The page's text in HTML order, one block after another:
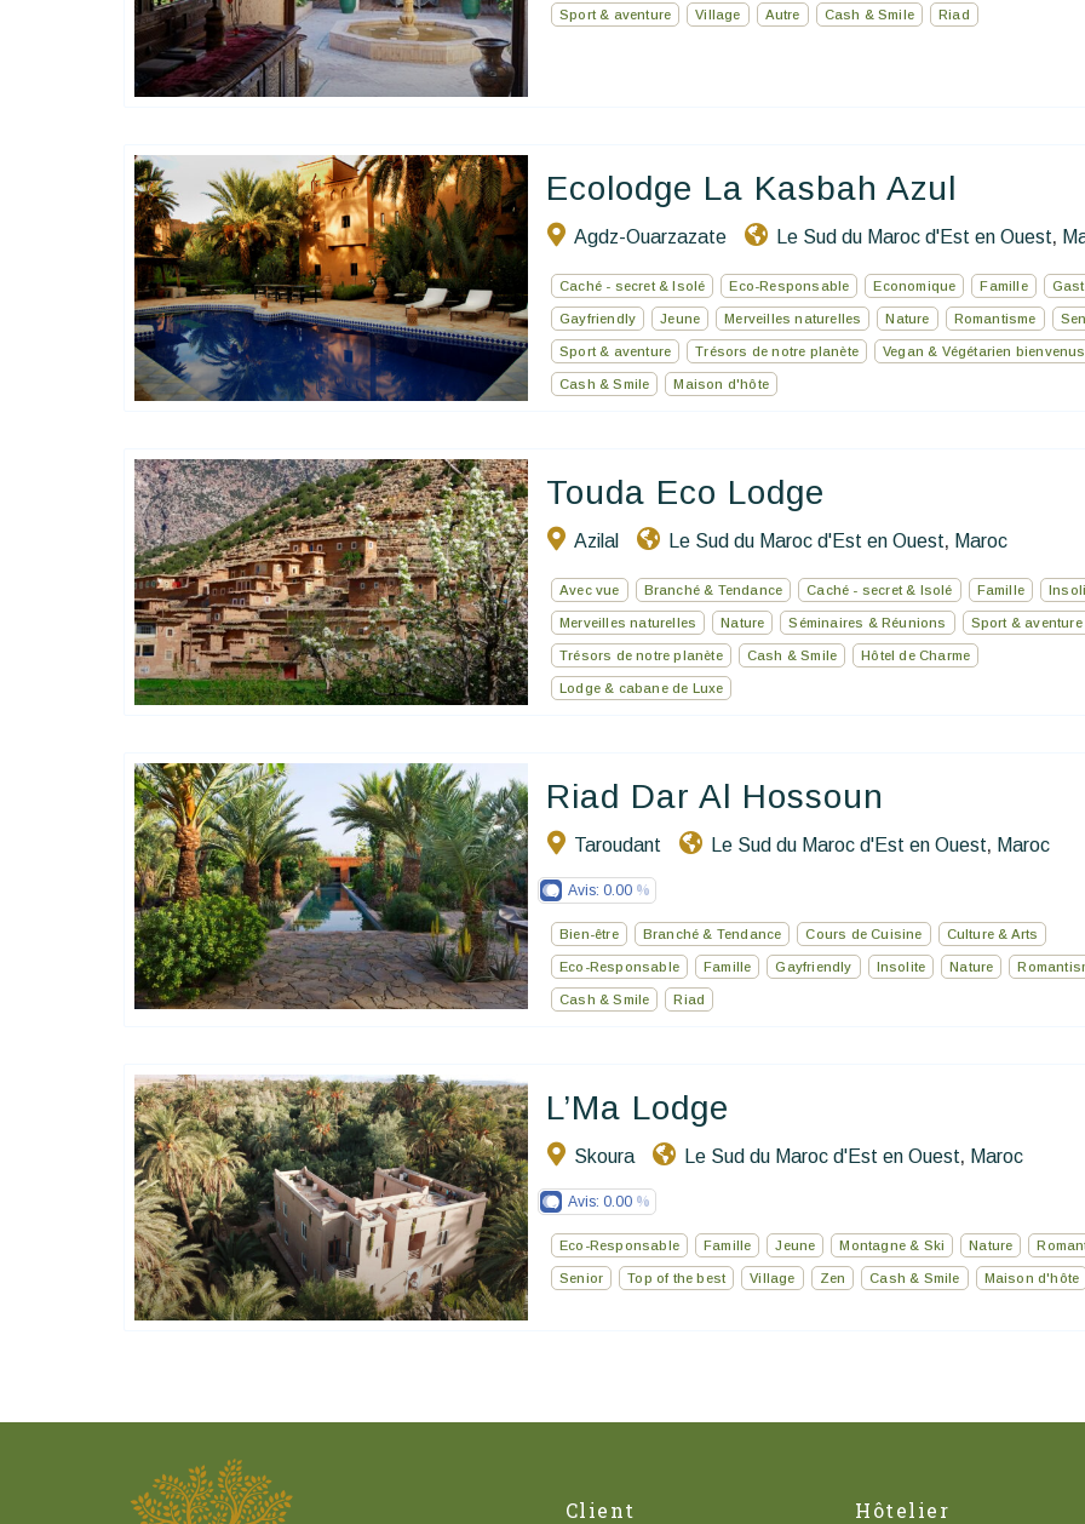
Sport & aventure Village Autre Cash & Smile Riad
Ecolodge La Kasbah Azul
Agdz-Ouarzazate Le Sud du Maroc d'Est en Ouest,
Caché - secret & Isolé Eco-Responsable Economique Famille
Gayfriendly Jeune Merveilles naturelles Nature Romantisme
Sport & aventure Trésors de notre planète Vegan & Végétarien bienvenus
Cash & Smile Maison d'hôte
Touda Eco Lodge
Azilal Le Sud du Maroc d'Est en Ouest, Maroc
Avec vue Branché & Tendance Caché - secret & Isolé Famille
Merveilles naturelles Nature Séminaires & Réunions Sport & aventure
Trésors de notre planète Cash & Smile Hôtel de Charme
Lodge & cabane de Luxe
Hôtels De Charme & De Caractère
Riad Dar Al Hossoun
Taroudant Le Sud du Maroc d'Est en Ouest, Maroc
Avis: 0.00
Bien-être Branché & Tendance Cours de Cuisine Culture & Arts
Eco-Responsable Famille Gayfriendly Insolite Nature
Cash & Smile Riad
L’Ma Lodge
Skoura Le Sud du Maroc d'Est en Ouest, Maroc
Avis: 0.00
Eco-Responsable Famille Jeune Montagne & Ski Nature
Senior Top of the best Village Zen Cash & Smile Maison d'hôte
Client Hôtelier